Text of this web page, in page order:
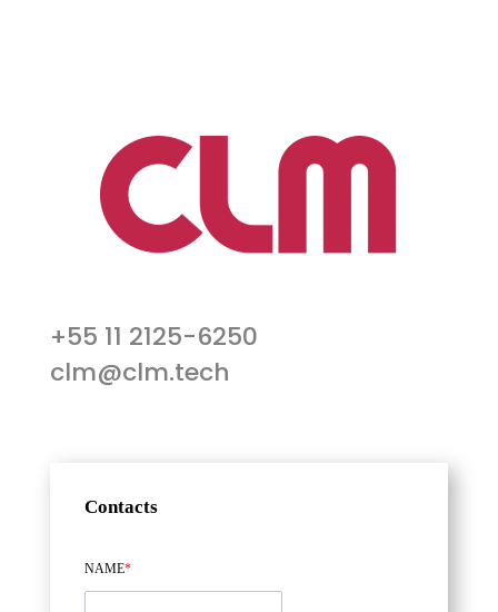
+55 11 2125-6250
clm@clm.tech
Contacts
NAME*